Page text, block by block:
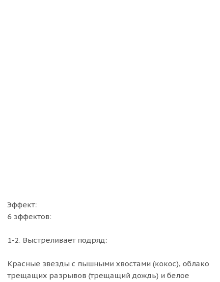
Эффект:
6 эффектов:
1-2. Выстреливает подряд:
Красные звезды с пышными хвостами (кокос), облако
трещащих разрывов (трещащий дождь) и белое